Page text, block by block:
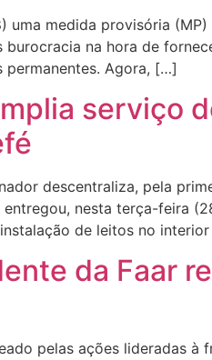
uma medida provisória
burocracia na hora de
permanentes. Agora, […]
serviço
descentraliza, pela
entregou, nesta terça-feira
de leitos no
da Faar
pelas ações lideradas à